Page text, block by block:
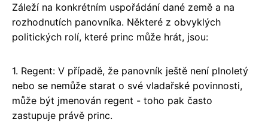
Záleží na konkrétním uspořádání dané země a na
rozhodnutích panovníka. Některé z obvyklých
politických rolí, které princ může hrát, jsou:
1. Regent: V případě, že panovník ještě není plnoletý
nebo se nemůže starat o své vladařské povinnosti,
může být jmenován regent - toho pak často
zastupuje právě princ.